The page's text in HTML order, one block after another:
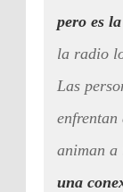
pero es
la radio
Las
enfrentan
animan a
una